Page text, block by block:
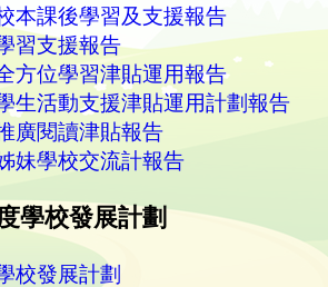
本課後學習及支援報告
習支援報告
方位學習津貼運用報告
生活動支援津貼運用計劃報告
廣閱讀津貼報告
妹學校交流計報告
學校發展計劃
校發展計劃